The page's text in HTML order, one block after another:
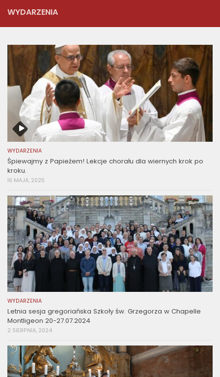
WYDARZENIA
WYDARZENIA
Śpiewajmy z Papieżem! Lekcje chorału dla wiernych krok po
kroku.
16 MAJA, 2025
WYDARZENIA
Letnia sesja gregoriańska Szkoły św. Grzegorza w Chapelle
Montligeon 20-27.07.2024
2 SIERPNIA, 2024